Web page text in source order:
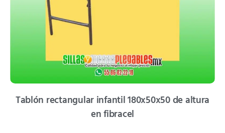
Tablón rectangular infantil 180x50x50 de altura
en fibracel